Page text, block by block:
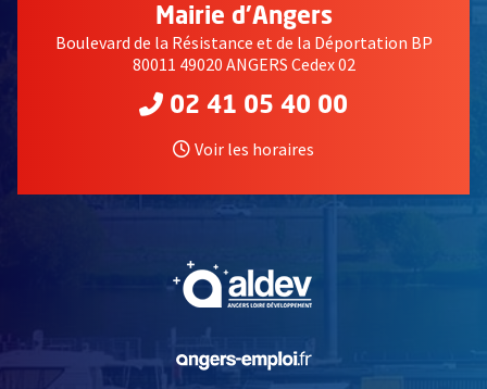
Mairie d'Angers
Boulevard de la Résistance et de la Déportation BP
80011 49020 ANGERS Cedex 02
02 41 05 40 00
Voir les horaires